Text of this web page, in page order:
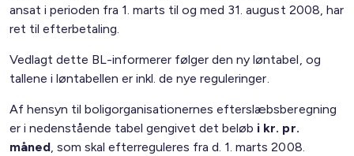
ansat i perioden fra 1. marts til og med 31. august 2008, har
ret til efterbetaling.
Vedlagt dette BL-informerer følger den ny løntabel, og
tallene i løntabellen er inkl. de nye reguleringer.
Af hensyn til boligorganisationernes efterslæbsberegning
er i nedenstående tabel gengivet det beløb i kr. pr.
måned, som skal efterreguleres fra d. 1. marts 2008.